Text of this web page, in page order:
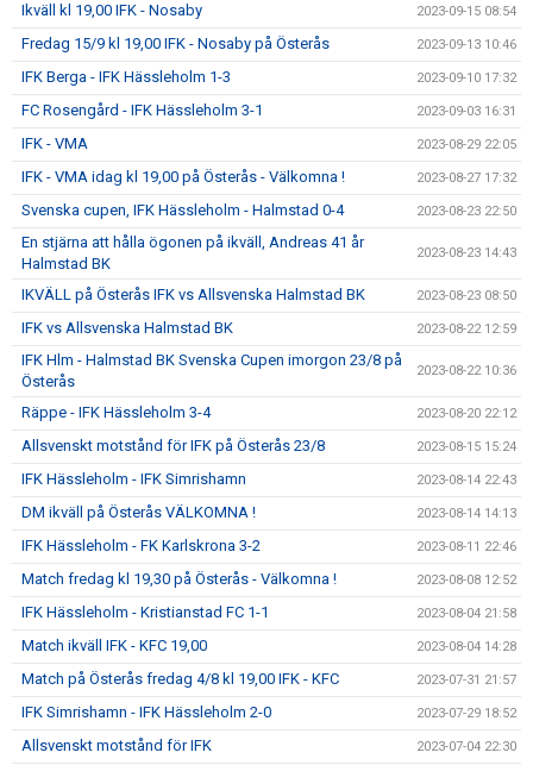
Ikväll kl 19,00 IFK - Nosaby 2023-09-15 08:54
Fredag 15/9 kl 19,00 IFK - Nosaby på Österås 2023-09-13 10:46
IFK Berga - IFK Hässleholm 1-3 2023-09-10 17:32
FC Rosengård - IFK Hässleholm 3-1 2023-09-03 16:31
IFK - VMA 2023-08-29 22:05
IFK - VMA idag kl 19,00 på Österås - Välkomna ! 2023-08-27 17:32
Svenska cupen, IFK Hässleholm - Halmstad 0-4 2023-08-23 22:50
En stjärna att hålla ögonen på ikväll, Andreas 41 år
Halmstad BK
2023-08-23 14:43
IKVÄLL på Österås IFK vs Allsvenska Halmstad BK 2023-08-23 08:50
IFK vs Allsvenska Halmstad BK 2023-08-22 12:59
IFK Hlm - Halmstad BK Svenska Cupen imorgon 23/8 på
Österås
2023-08-22 10:36
Räppe - IFK Hässleholm 3-4 2023-08-20 22:12
Allsvenskt motstånd för IFK på Österås 23/8 2023-08-15 15:24
IFK Hässleholm - IFK Simrishamn 2023-08-14 22:43
DM ikväll på Österås VÄLKOMNA ! 2023-08-14 14:13
IFK Hässleholm - FK Karlskrona 3-2 2023-08-11 22:46
Match fredag kl 19,30 på Österås - Välkomna ! 2023-08-08 12:52
IFK Hässleholm - Kristianstad FC 1-1 2023-08-04 21:58
Match ikväll IFK - KFC 19,00 2023-08-04 14:28
Match på Österås fredag 4/8 kl 19,00 IFK - KFC 2023-07-31 21:57
IFK Simrishamn - IFK Hässleholm 2-0 2023-07-29 18:52
Allsvenskt motstånd för IFK 2023-07-04 22:30